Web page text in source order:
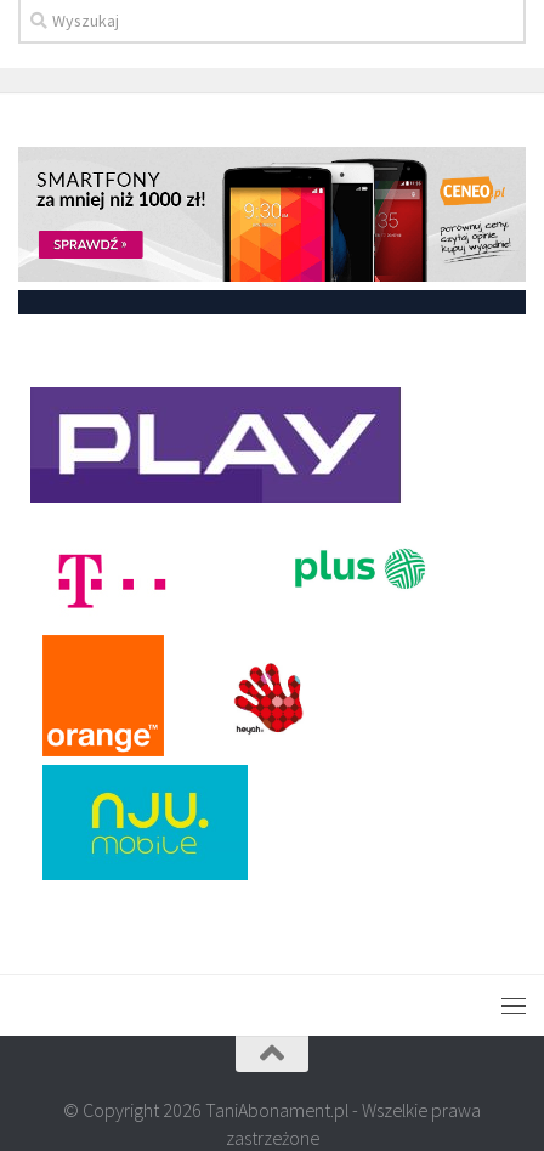
© Copyright 2026 TaniAbonament.pl - Wszelkie prawa
zastrzeżone